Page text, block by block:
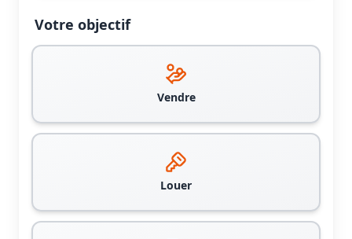
Votre objectif
Vendre
Louer